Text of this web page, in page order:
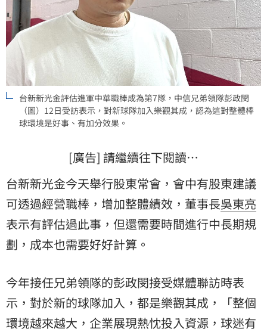
台新新光金評估進軍中華職棒成為第7隊，中信兄弟領隊彭政閔
（圖）12日受訪表示，對新球隊加入樂觀其成，認為這對整體棒
球環境是好事、有加分效果。
[廣告] 請繼續往下閱讀…
台新新光金今天舉行股東常會，會中有股東建議
可透過經營職棒，增加整體績效，董事長吳東亮
表示有評估過此事，但還需要時間進行中長期規
劃，成本也需要好好計算。
今年接任兄弟領隊的彭政閔接受媒體聯訪時表
示，對於新的球隊加入，都是樂觀其成，「整個
環境越來越大，企業展現熱忱投入資源，球迷有